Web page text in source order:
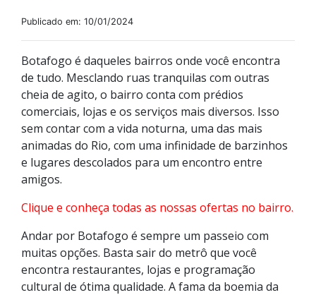
Publicado em: 10/01/2024
Botafogo é daqueles bairros onde você encontra
de tudo. Mesclando ruas tranquilas com outras
cheia de agito, o bairro conta com prédios
comerciais, lojas e os serviços mais diversos. Isso
sem contar com a vida noturna, uma das mais
animadas do Rio, com uma infinidade de barzinhos
e lugares descolados para um encontro entre
amigos.
Clique e conheça todas as nossas ofertas no bairro.
Andar por Botafogo é sempre um passeio com
muitas opções. Basta sair do metrô que você
encontra restaurantes, lojas e programação
cultural de ótima qualidade. A fama da boemia da